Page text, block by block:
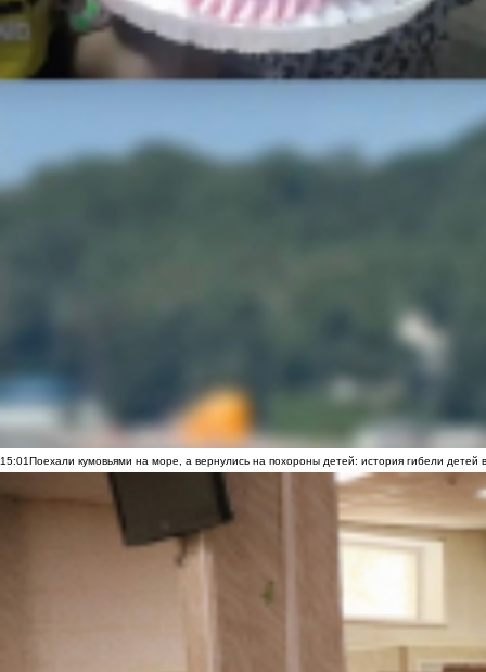
15:01Поехали кумовьями на море, а вернулись на похороны детей: история гибели детей